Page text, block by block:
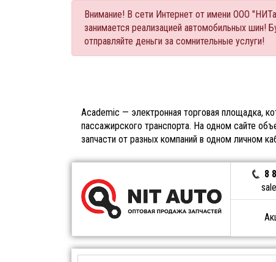
Внимание! В сети Интернет от имени ООО
занимается реализацией автомобильных
отправляйте деньги за сомнительные услуги!
Academic — электронная торговая площадка,
пассажирского транспорта. На одном сайте
запчасти от разных компаний в одном личном
8